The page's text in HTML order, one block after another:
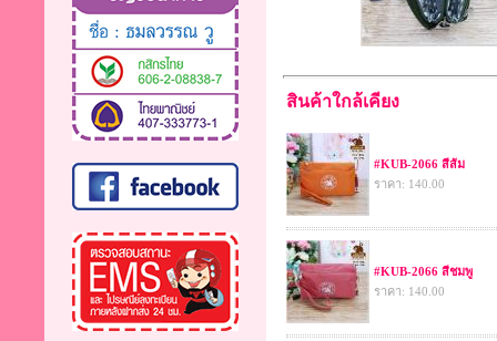
สินค้าใกล้เคียง
#KUB-2066 สีส้ม
ราคา: 140.00
#KUB-2066 สีชมพู
ราคา: 140.00